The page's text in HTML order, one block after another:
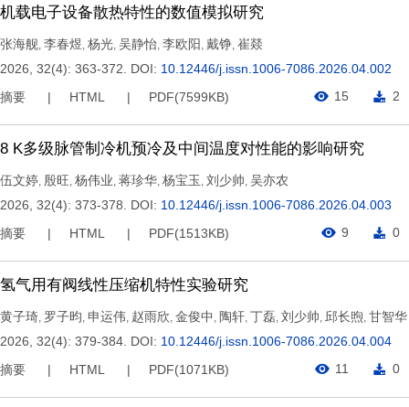
机载电子设备散热特性的数值模拟研究
张海舰, 李春煜, 杨光, 吴静怡, 李欧阳, 戴铮, 崔燚
2026, 32(4): 363-372.
DOI: 10.12446/j.issn.1006-7086.2026.04.002
摘要
HTML PDF(7599KB) 15 2
8 K多级脉管制冷机预冷及中间温度对性能的影响研究
伍文婷, 殷旺, 杨伟业, 蒋珍华, 杨宝玉 , 刘少帅, 吴亦农
2026, 32(4): 373-378.
DOI: 10.12446/j.issn.1006-7086.2026.04.003
摘要
HTML PDF(1513KB) 9 0
氢气用有阀线性压缩机特性实验研究
黄子琦, 罗子昀, 申运伟, 赵雨欣, 金俊中 , 陶轩, 丁磊, 刘少帅, 邱长煦, 甘智华
2026, 32(4): 379-384. DOI: 10.12446/j.issn.1006-7086.2026.04.004
摘要
HTML PDF(1071KB) 11 0